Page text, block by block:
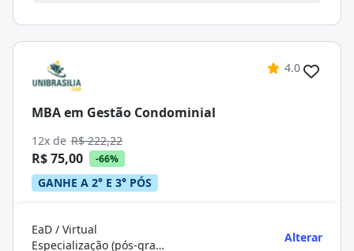
4.0
MBA em Gestão Condominial
12x de R$ 222,22
R$ 75,00 -66%
GANHE A 2° E 3° PÓS
EaD / Virtual
Especialização (pós-graduação)
Alterar